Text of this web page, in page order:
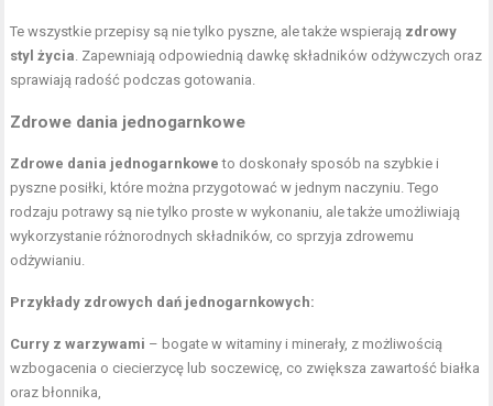
Te wszystkie przepisy są nie tylko pyszne, ale także wspierają zdrowy
styl życia . Zapewniają odpowiednią dawkę składników odżywczych oraz
sprawiają radość podczas gotowania.
Zdrowe dania jednogarnkowe
Zdrowe dania jednogarnkowe to doskonały sposób na szybkie i
pyszne posiłki, które można przygotować w jednym naczyniu. Tego
rodzaju potrawy są nie tylko proste w wykonaniu, ale także umożliwiają
wykorzystanie różnorodnych składników, co sprzyja zdrowemu
odżywianiu.
Przykłady zdrowych dań jednogarnkowych:
Curry z warzywami – bogate w witaminy i minerały, z możliwością
wzbogacenia o ciecierzycę lub soczewicę, co zwiększa zawartość białka
oraz błonnika,